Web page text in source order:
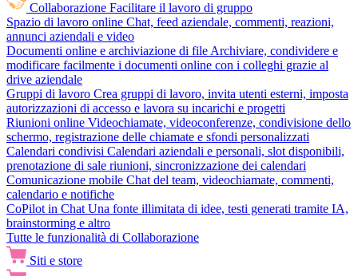
Collaborazione Facilitare il lavoro di gruppo
Spazio di lavoro online Chat, feed aziendale, commenti, reazioni,
annunci aziendali e video
Documenti online e archiviazione di file Archiviare, condividere e
modificare facilmente i documenti online con i colleghi grazie al
drive aziendale
Gruppi di lavoro Crea gruppi di lavoro, invita utenti esterni, imposta
autorizzazioni di accesso e lavora su incarichi e progetti
Riunioni online Videochiamate, videoconferenze, condivisione dello
schermo, registrazione delle chiamate e sfondi personalizzati
Calendari condivisi Calendari aziendali e personali, slot disponibili,
prenotazione di sale riunioni, sincronizzazione dei calendari
Comunicazione mobile Chat del team, videochiamate, commenti,
calendario e notifiche
CoPilot in Chat Una fonte illimitata di idee, testi generati tramite IA,
brainstorming e altro
Tutte le funzionalità di Collaborazione
Siti e store